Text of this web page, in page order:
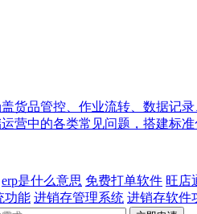
货品管控、作业流转、数据记
营中的各类常见问题，搭建标准
erp是什么意思 免费打单软件 旺店
功能 进销存管理系统 进销存软件